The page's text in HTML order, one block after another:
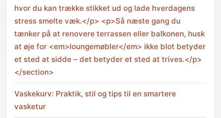
hvor du kan trække stikket ud og lade hverdagens
stress smelte væk.</p> <p>Så næste gang du
tænker på at renovere terrassen eller balkonen, husk
at øje for <em>loungemøbler</em> ikke blot betyder
et sted at sidde – det betyder et sted at trives.</p>
</section>
Vaskekurv: Praktik, stil og tips til en smartere
vasketur